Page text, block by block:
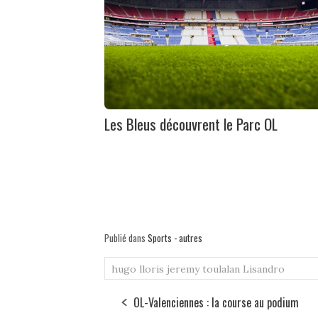
Les Bleus découvrent le Parc OL
Publié dans Sports - autres
hugo lloris jeremy toulalan Lisandro
OL-Valenciennes : la course au podium